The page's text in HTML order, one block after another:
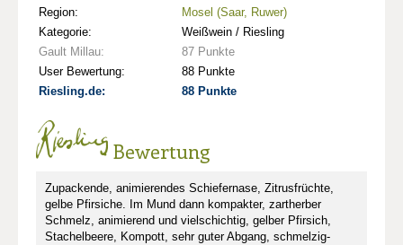
Region:
Mosel (Saar, Ruwer)
Kategorie:
Weißwein / Riesling
Gault Millau:
87 Punkte
User Bewertung:
88 Punkte
Riesling.de:
88 Punkte
Bewertung
Zupackende, animierendes Schiefernase, Zitrusfrüchte,
gelbe Pfirsiche. Im Mund dann kompakter, zartherber
Schmelz, animierend und vielschichtig, gelber Pfirsich,
Stachelbeere, Kompott, sehr guter Abgang, schmelzig-